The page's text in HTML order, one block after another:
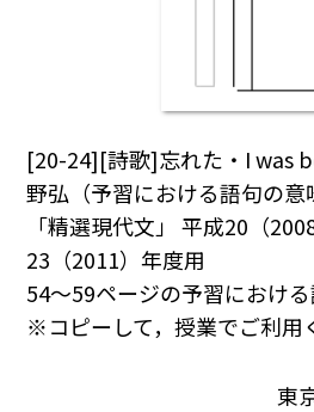
[20-24][詩歌]忘れた・I was
野弘（予習における語句の意
「精選現代文」 平成20（
23（2011）年度用
54～59ページの予習におけ
※コピーして，授業でご利用
東